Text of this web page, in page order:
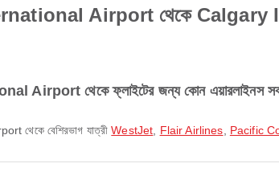
Airport থেকে Calgary
থেকে ফ্লাইটের জন্য কোন এয়ারলাইনস
থেকে বেশিরভাগ যাত্রীWestJet Flair Airlines Pacific